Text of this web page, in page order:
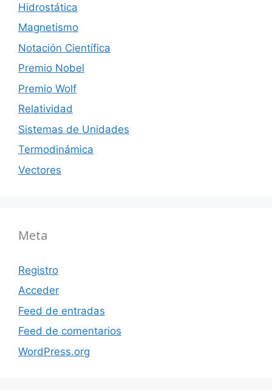
Hidrostática
Magnetismo
Notación Científica
Premio Nobel
Premio Wolf
Relatividad
Sistemas de Unidades
Termodinámica
Vectores
Meta
Registro
Acceder
Feed de entradas
Feed de comentarios
WordPress.org